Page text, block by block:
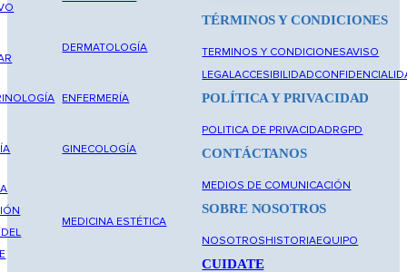
DERMATOLOGÍA
ENFERMERÍA
GINECOLOGÍA
MEDICINA ESTÉTICA
TÉRMINOS Y CONDICIONES
TERMINOS Y CONDICIONESAVISO
LEGALACCESIBILIDAD
POLÍTICA Y PRIVACIDAD
POLITICA DE PRIVACIDADRGPD
CONTÁCTANOS
MEDIOS DE COMUNICACIÓN
SOBRE NOSOTROS
NOSOTROSHISTORIAEQUIPO
CUIDATE